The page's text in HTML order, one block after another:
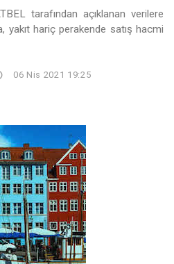
tarafından açıklanan verilere
yakıt hariç perakende satış hacmi
06 Nis 2021 19:25